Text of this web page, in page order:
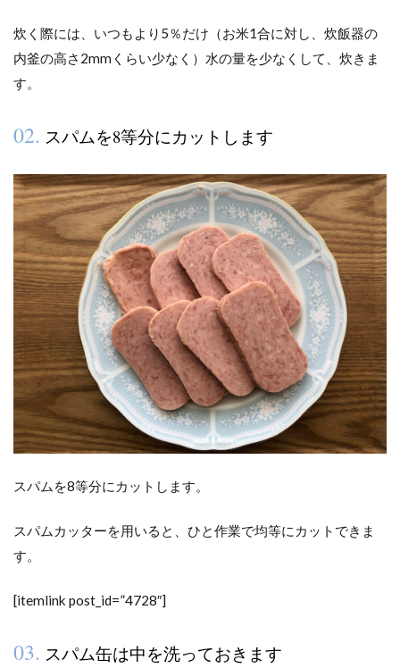
炊く際には、いつもより5％だけ（お米1合に対し、炊飯器の
内釜の高さ2mmくらい少なく）水の量を少なくして、炊きま
す。
02. スパムを8等分にカットします
スパムを8等分にカットします。
スパムカッターを用いると、ひと作業で均等にカットできま
す。
[itemlink post_id=”4728″]
03. スパム缶は中を洗っておきます